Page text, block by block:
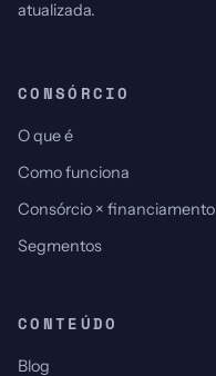
atualizada.
CONSÓRCIO
O que é
Como funciona
Consórcio × financiamento
Segmentos
CONTEÚDO
Blog